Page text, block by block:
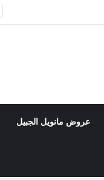
عروض مانويل الجبيل